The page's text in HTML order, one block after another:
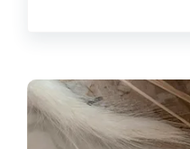
Babayan